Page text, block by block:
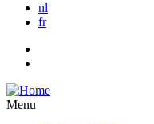
nl
fr
Menu